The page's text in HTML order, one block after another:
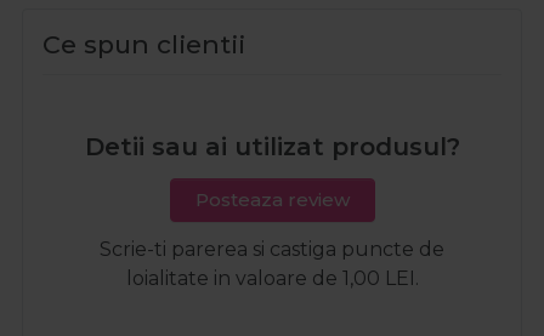
Ce spun clientii
Detii sau ai utilizat produsul?
Posteaza review
Scrie-ti parerea si castiga puncte de
loialitate in valoare de 1,00 LEI.